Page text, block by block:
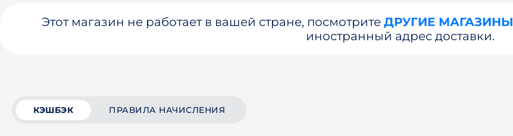
Этот магазин не работает в вашей стране, посмотрите ДРУГИЕ МАГАЗИНЫ
иностранный адрес доставки.
КЭШБЭК ПРАВИЛА НАЧИСЛЕНИЯ